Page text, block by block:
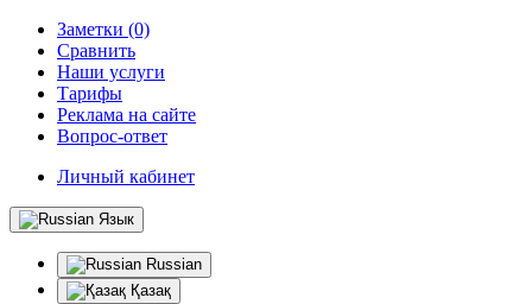
Заметки (0)
Сравнить
Наши услуги
Тарифы
Реклама на сайте
Вопрос-ответ
Личный кабинет
Язык
Russian
Қазақ